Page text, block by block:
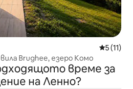
Средна
5 (11)
Brughee, езеро Комо
време за
на Ленно?